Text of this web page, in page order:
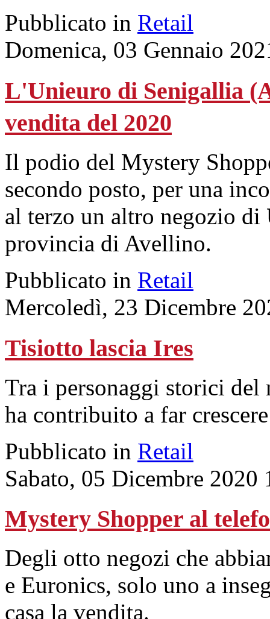
Pubblicato in Retail
Domenica, 03 Gennaio
L'Unieuro di Senigallia
vendita del 2020
Il podio del Mystery
secondo posto, per una
al terzo un altro negozio di
provincia di Avellino.
Pubblicato in Retail
Mercoledì, 23 Dicembre
Tisiotto lascia Ires
Tra i personaggi storici del
ha contribuito a far
Pubblicato in Retail
Sabato, 05 Dicembre 2020
Mystery Shopper al
Degli otto negozi che
e Euronics, solo uno a
casa la vendita.